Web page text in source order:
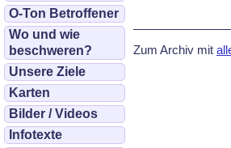
O-Ton Betroffener
Wo und wie
beschweren?
Unsere Ziele
Karten
Bilder / Videos
Infotexte
Zum Archiv mit